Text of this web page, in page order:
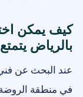
كيف يمكن
بالرياض
عند البحث عن
في منطقة